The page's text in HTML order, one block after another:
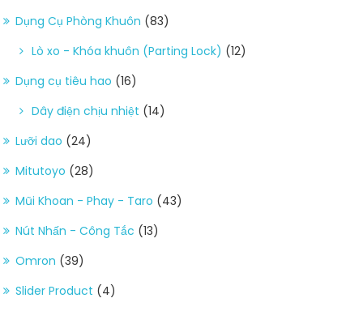
Dụng Cụ Phòng Khuôn (83)
Lò xo - Khóa khuôn (Parting Lock) (12)
Dụng cụ tiêu hao (16)
Dây điện chịu nhiệt (14)
Lưỡi dao (24)
Mitutoyo (28)
Mũi Khoan - Phay - Taro (43)
Nút Nhấn - Công Tắc (13)
Omron (39)
Slider Product (4)